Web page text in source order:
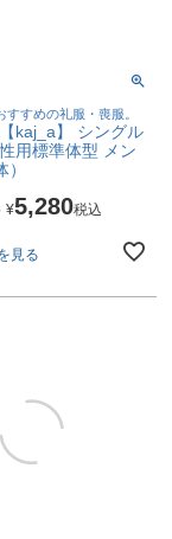
すすめの礼服・喪服。
kaj_a】 シングル
用標準体型 メン
¥5,280税込
見る